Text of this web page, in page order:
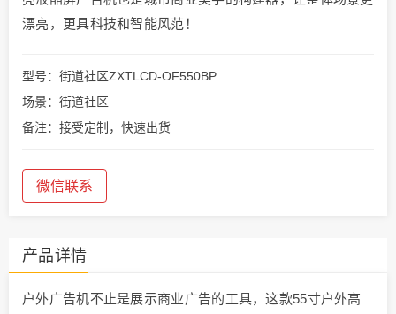
漂亮，更具科技和智能风范！
型号：街道社区ZXTLCD-OF550BP
场景：街道社区
备注：接受定制，快速出货
微信联系
产品详情
户外广告机不止是展示商业广告的工具，这款55寸户外高